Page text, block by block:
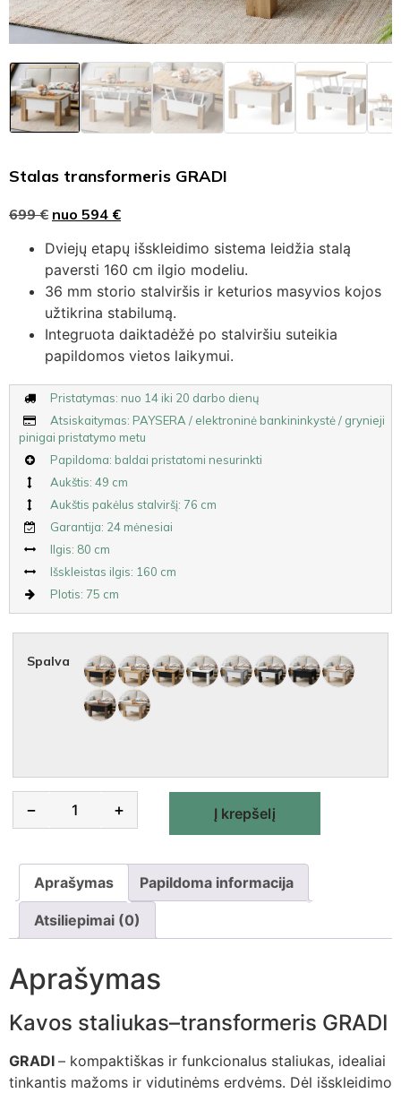
Stalas transformeris GRADI
699€ nuo 594 €
Dviejų etapų išskleidimo sistema leidžia stalą
paversti 160 cm ilgio modeliu.
36 mm storio stalviršis ir keturios masyvios kojos
užtikrina stabilumą.
Integruota daiktadėžė po stalviršiu suteikia
papildomos vietos laikymui.
Pristatymas: nuo 14 iki 20 darbo dienų
Atsiskaitymas: PAYSERA / elektroninė bankininkystė / grynieji
pinigai pristatymo metu
Papildoma: baldai pristatomi nesurinkti
Aukštis: 49 cm
Aukštis pakėlus stalviršį: 76 cm
Garantija: 24 mėnesiai
Ilgis: 80 cm
Išskleistas ilgis: 160 cm
Plotis: 75 cm
Spalva
− + Į krepšelį
Aprašymas Papildoma informacija
Atsiliepimai (0)
Aprašymas
Kavos staliukas–transformeris GRADI
GRADI – kompaktiškas ir funkcionalus staliukas, idealiai
tinkantis mažoms ir vidutinėms erdvėms. Dėl išskleidimo